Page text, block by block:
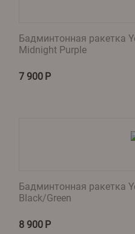
Бадминтонная ракетка
Midnight Purple
7 900 Р
Бадминтонная ракетка
Black/Green
8 900 Р